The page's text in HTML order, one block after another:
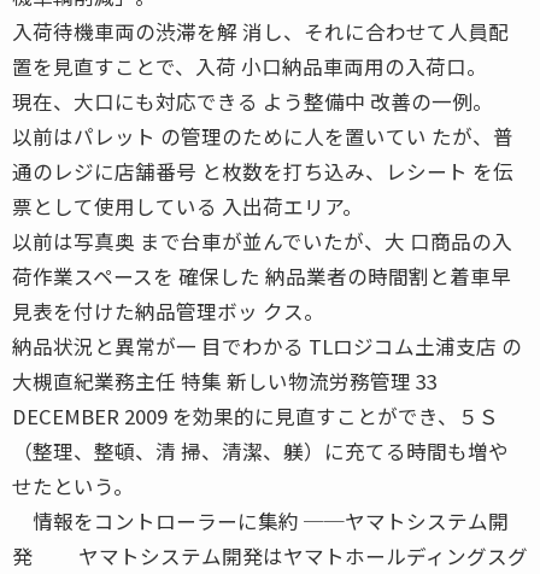
入荷待機車両の渋滞を解 消し、それに合わせて人員配
置を見直すことで、入荷 小口納品車両用の入荷口。
現在、大口にも対応できる よう整備中 改善の一例。
以前はパレット の管理のために人を置いてい たが、普
通のレジに店舗番号 と枚数を打ち込み、レシート を伝
票として使用している 入出荷エリア。
以前は写真奥 まで台車が並んでいたが、大 口商品の入
荷作業スペースを 確保した 納品業者の時間割と着車早
見表を付けた納品管理ボッ クス。
納品状況と異常が一 目でわかる TLロジコム土浦支店 の
大槻直紀業務主任 特集 新しい物流労務管理 33
DECEMBER 2009 を効果的に見直すことができ、５Ｓ
（整理、整頓、清 掃、清潔、躾）に充てる時間も増や
せたという。
情報をコントローラーに集約 ──ヤマトシステム開
発 ヤマトシステム開発はヤマトホールディングスグ